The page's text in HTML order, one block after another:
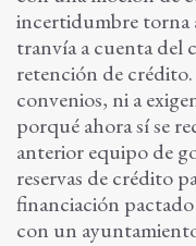
incertidumbre torna
tranvía a cuenta del
retención de
convenios, ni a
porqué ahora sí se
anterior equipo de
reservas de crédito
financiación
con un